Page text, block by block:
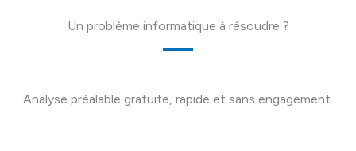
Un problème informatique à résoudre ?
Analyse préalable gratuite, rapide et sans engagement.